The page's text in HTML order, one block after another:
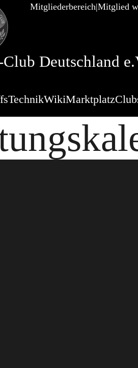
Mitgliederbereich Mitglied
Deutschland
TechnikWikiMarktplatz